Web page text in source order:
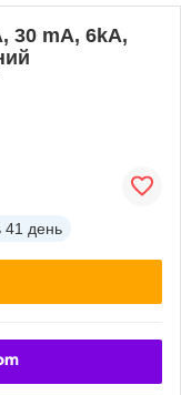
30 mA, 6kA,
41 день